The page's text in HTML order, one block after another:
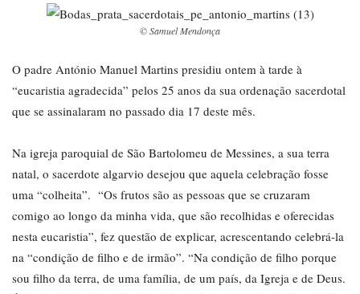
© Samuel Mendonça
O padre António Manuel Martins presidiu ontem à tarde à
“eucaristia agradecida” pelos 25 anos da sua ordenação sacerdotal
que se assinalaram no passado dia 17 deste mês.
Na igreja paroquial de São Bartolomeu de Messines, a sua terra
natal, o sacerdote algarvio desejou que aquela celebração fosse
uma “colheita”. “Os frutos são as pessoas que se cruzaram
comigo ao longo da minha vida, que são recolhidas e oferecidas
nesta eucaristia”, fez questão de explicar, acrescentando celebrá-la
na “condição de filho e de irmão”. “Na condição de filho porque
sou filho da terra, de uma família, de um país, da Igreja e de Deus.